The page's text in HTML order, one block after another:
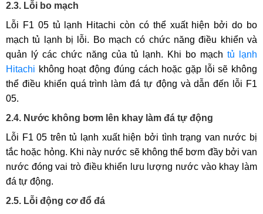
2.3. Lỗi bo mạch
Lỗi F1 05 tủ lạnh Hitachi còn có thể xuất hiện bởi do bo
mạch tủ lạnh bị lỗi. Bo mạch có chức năng điều khiển và
quản lý các chức năng của tủ lạnh. Khi bo mạch tủ lạnh
Hitachi không hoạt động đúng cách hoặc gặp lỗi sẽ không
thể điều khiển quá trình làm đá tự động và dẫn đến lỗi F1
05.
2.4. Nước không bơm lên khay làm đá tự động
Lỗi F1 05 trên tủ lạnh xuất hiện bởi tình trạng van nước bị
tắc hoặc hỏng. Khi này nước sẽ không thể bơm đầy bởi van
nước đóng vai trò điều khiển lưu lượng nước vào khay làm
đá tự động.
2.5. Lỗi động cơ đổ đá